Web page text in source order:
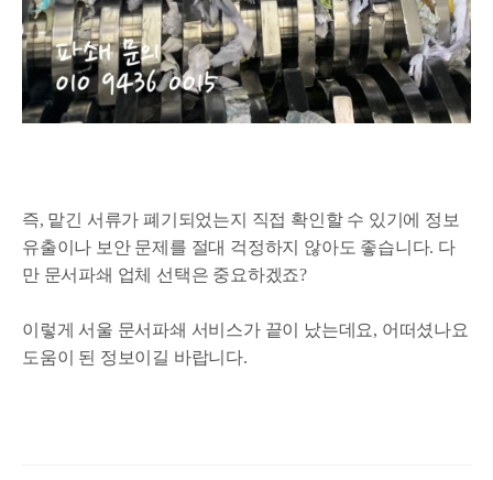
즉, 맡긴 서류가 폐기되었는지 직접 확인할 수 있기에 정보
유출이나 보안 문제를 절대 걱정하지 않아도 좋습니다. 다
만 문서파쇄 업체 선택은 중요하겠죠?
이렇게 서울 문서파쇄 서비스가 끝이 났는데요, 어떠셨나요
도움이 된 정보이길 바랍니다.